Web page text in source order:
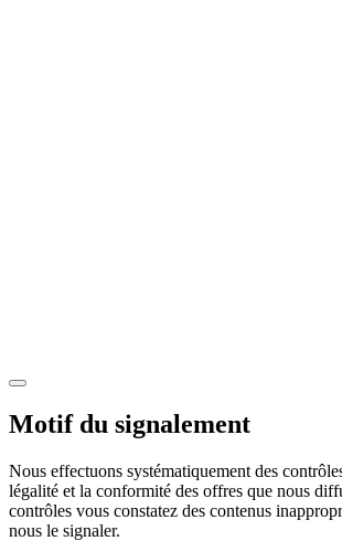
Motif du signalement
Nous effectuons systématiquement des
légalité et la conformité des offres que nous
contrôles vous constatez des contenus
nous le signaler.